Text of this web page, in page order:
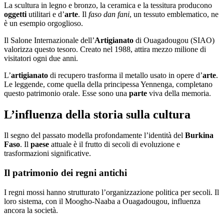
La scultura in legno e bronzo, la ceramica e la tessitura producono
oggetti utilitari e d’arte. Il faso dan fani, un tessuto emblematico, ne
è un esempio orgoglioso.
Il Salone Internazionale dell’Artigianato di Ouagadougou (SIAO)
valorizza questo tesoro. Creato nel 1988, attira mezzo milione di
visitatori ogni due anni.
L’artigianato di recupero trasforma il metallo usato in opere d’arte.
Le leggende, come quella della principessa Yennenga, completano
questo patrimonio orale. Esse sono una parte viva della memoria.
L’influenza della storia sulla cultura
Il segno del passato modella profondamente l’identità del Burkina
Faso. Il paese attuale è il frutto di secoli di evoluzione e
trasformazioni significative.
Il patrimonio dei regni antichi
I regni mossi hanno strutturato l’organizzazione politica per secoli. Il
loro sistema, con il Moogho-Naaba a Ouagadougou, influenza
ancora la società.